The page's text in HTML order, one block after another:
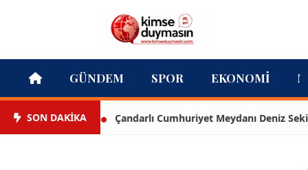
GÜNDEM SPOR EKONOMI
SON DAKİKAÇandarlı Cumhuriyet Meydanı Deniz Seki ile